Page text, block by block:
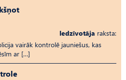
Iedzīvotāja raksta:
vairāk kontrolē jauniešus, kas
ar […]